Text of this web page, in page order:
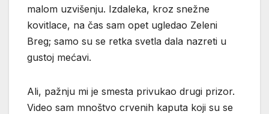
malom uzvišenju. Izdaleka, kroz snežne
kovitlace, na čas sam opet ugledao Zeleni
Breg; samo su se retka svetla dala nazreti u
gustoj mećavi.
Ali, pažnju mi je smesta privukao drugi prizor.
Video sam mnoštvo crvenih kaputa koji su se